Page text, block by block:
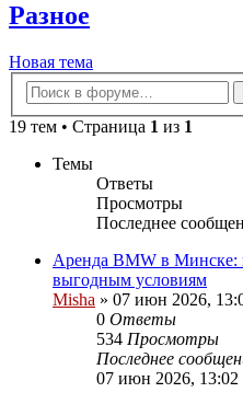
Разное
Новая тема
19 тем • Страница 1 из 1
Темы
Ответы
Просмотры
Последнее
Аренда BMW в Минске:
выгодным условиям
Misha » 07 июн 2026,
0 Ответы
534 Просмотры
Последнее
07 июн 2026, 13:02